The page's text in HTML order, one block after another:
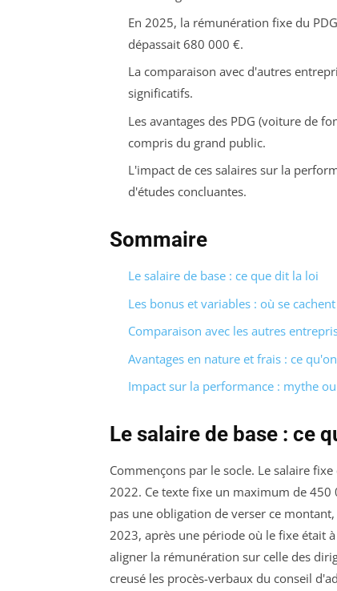
En 2025, la rémunération fixe du
dépassait 680 000 €.
La comparaison avec d'autres
significatifs.
Les avantages des PDG (voiture de
compris du grand public.
L'impact de ces salaires sur la
d'études concluantes.
Sommaire
Le salaire de base : ce que dit la loi
Les bonus et variables : où se
Comparaison avec les autres
Avantages en nature et frais : ce
Impact sur la performance : mythe
Le salaire de base : ce
Commençons par le socle. Le salaire
2022. Ce texte fixe un maximum de
pas une obligation de verser ce montant,
2023, après une période où le fixe était
aligner la rémunération sur celle des
creusé les procès-verbaux du conseil